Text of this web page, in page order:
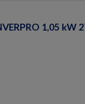
1,05 kW